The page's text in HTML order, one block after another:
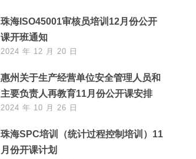
珠海ISO45001审核员培训12月份公开
课开班通知
2024 年 12 月 20 日
惠州关于生产经营单位安全管理人员和
主要负责人再教育11月份公开课安排
2024 年 10 月 26 日
珠海SPC培训（统计过程控制培训）11
月份开课计划